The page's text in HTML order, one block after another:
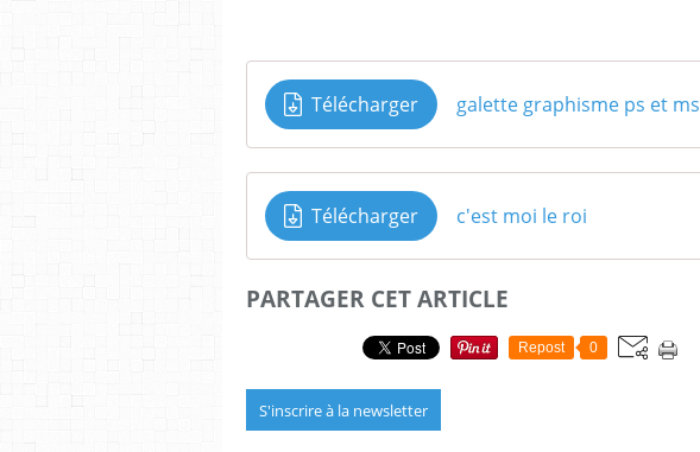
Télécharger galette graphisme ps et ms
Télécharger c'est moi le roi
PARTAGER CET ARTICLE
Repost 0
S'inscrire à la newsletter